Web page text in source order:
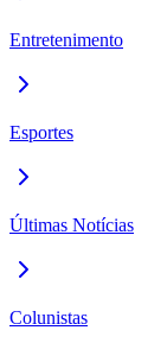
Entretenimento
Esportes
Últimas Notícias
Colunistas